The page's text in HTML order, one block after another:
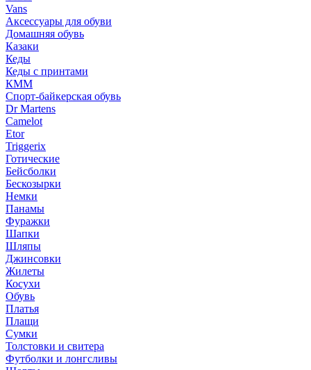
Vans
Аксессуары для обуви
Домашняя обувь
Казаки
Кеды
Кеды с принтами
КММ
Спорт-байкерская обувь
Dr Martens
Camelot
Etor
Triggerix
Готические
Бейсболки
Бескозырки
Немки
Панамы
Фуражки
Шапки
Шляпы
Джинсовки
Жилеты
Косухи
Обувь
Платья
Плащи
Сумки
Толстовки и свитера
Футболки и лонгсливы